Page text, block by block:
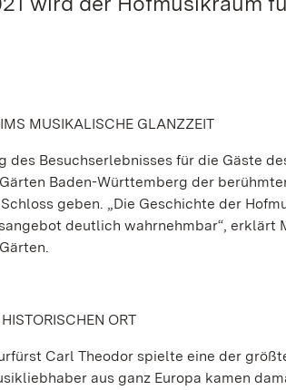
MUSIKALISCHE GLANZZEIT
des Besuchserlebnisses für die Gäste
Baden-Württemberg der
geben. „Die Geschichte der
deutlich wahrnehmbar“, erklärt
ORT
Carl Theodor spielte eine der
aus ganz Europa kamen